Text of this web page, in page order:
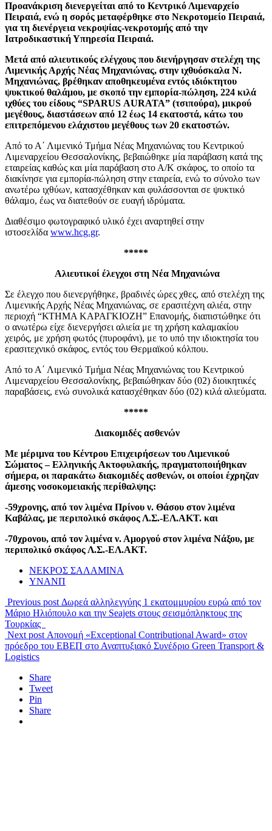
Προανάκριση διενεργείται από το Κεντρικό Λιμεναρχείο
Πειραιά, ενώ η σορός μεταφέρθηκε στο Νεκροτομείο Πειραιά,
για τη διενέργεια νεκροψίας-νεκροτομής από την
Ιατροδικαστική Υπηρεσία Πειραιά.
Μετά από αλιευτικούς ελέγχους που διενήργησαν στελέχη της
Λιμενικής Αρχής Νέας Μηχανιώνας, στην ιχθυόσκαλα Ν.
Μηχανιώνας, βρέθηκαν αποθηκευμένα εντός ιδιόκτητου
ψυκτικού θαλάμου, με σκοπό την εμπορία-πώληση, 224 κιλά
ιχθύες του είδους “SPARUS AURATA” (τσιπούρα), μικρού
μεγέθους, διαστάσεων από 12 έως 14 εκατοστά, κάτω του
επιτρεπόμενου ελάχιστου μεγέθους των 20 εκατοστών.
Από το Α΄ Λιμενικό Τμήμα Νέας Μηχανιώνας του Κεντρικού
Λιμεναρχείου Θεσσαλονίκης, βεβαιώθηκε μία παράβαση κατά της
εταιρείας καθώς και μία παράβαση στο Α/Κ σκάφος, το οποίο τα
διακίνησε για εμπορία-πώληση στην εταιρεία, ενώ το σύνολο των
ανωτέρω ιχθύων, κατασχέθηκαν και φυλάσσονται σε ψυκτικό
θάλαμο, έως να διατεθούν σε ευαγή ιδρύματα.
Διαθέσιμο φωτογραφικό υλικό έχει αναρτηθεί στην
ιστοσελίδα www.hcg.gr.
*****
Αλιευτικοί έλεγχοι στη Νέα Μηχανιώνα
Σε έλεγχο που διενεργήθηκε, βραδινές ώρες χθες, από στελέχη της
Λιμενικής Αρχής Νέας Μηχανιώνας, σε ερασιτέχνη αλιέα, στην
περιοχή “ΚΤΗΜΑ ΚΑΡΑΓΚΙΟΖΗ” Επανομής, διαπιστώθηκε ότι
ο ανωτέρω είχε διενεργήσει αλιεία με τη χρήση καλαμακίου
χειρός, με χρήση φωτός (πυροφάνι), με το υπό την ιδιοκτησία του
ερασιτεχνικό σκάφος, εντός του Θερμαϊκού κόλπου.
Από το Α΄ Λιμενικό Τμήμα Νέας Μηχανιώνας του Κεντρικού
Λιμεναρχείου Θεσσαλονίκης, βεβαιώθηκαν δύο (02) διοικητικές
παραβάσεις, ενώ συνολικά κατασχέθηκαν δύο (02) κιλά αλιεύματα.
*****
Διακομιδές ασθενών
Με μέριμνα του Κέντρου Επιχειρήσεων του Λιμενικού
Σώματος – Ελληνικής Ακτοφυλακής, πραγματοποιήθηκαν
σήμερα, οι παρακάτω διακομιδές ασθενών, οι οποίοι έχρηζαν
άμεσης νοσοκομειακής περίθαλψης:
-59χρονης, από τον λιμένα Πρίνου ν. Θάσου στον λιμένα
Καβάλας, με περιπολικό σκάφος Λ.Σ.-ΕΛ.ΑΚΤ. και
-70χρονου, από τον λιμένα ν. Αμοργού στον λιμένα Νάξου, με
περιπολικό σκάφος Λ.Σ.-ΕΛ.ΑΚΤ.
ΝΕΚΡΟΣ ΣΑΛΑΜΙΝΑ
ΥΝΑΝΠ
Previous post Δωρεά αλληλεγγύης 1 εκατομμυρίου ευρώ από τον
Μάριο Ηλιόπουλο και την Seajets στους σεισμόπληκτους της
Τουρκίας
Next post Απονομή «Exceptional Contributional Award» στον
πρόεδρο του ΕΒΕΠ στο Αναπτυξιακό Συνέδριο Green Transport &
Logistics
Share
Tweet
Pin
Share